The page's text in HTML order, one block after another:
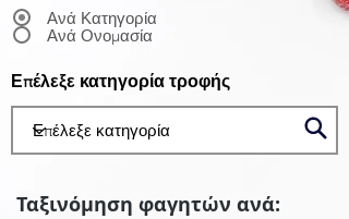
Ανά Κατηγορία
Ανά Ονομασία
Επέλεξε κατηγορία τροφής
Ταξινόμηση φαγητών ανά: